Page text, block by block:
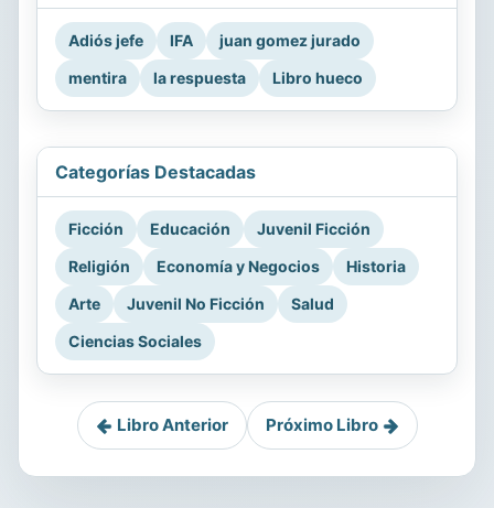
Adiós jefe IFA
juan gomez jurado
mentira
la respuesta Libro hueco
Categorías Destacadas
Ficción Educación
Juvenil Ficción
Religión
Economía y Negocios
Historia
Arte
Juvenil No Ficción
Salud
Ciencias Sociales
Libro Anterior Próximo Libro